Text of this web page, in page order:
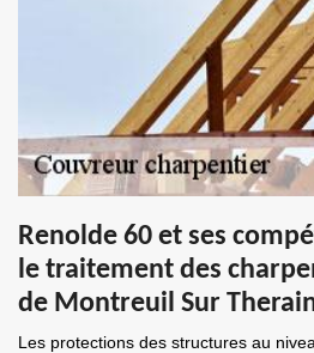
Renolde 60 et ses
le traitement des
de Montreuil Sur
Les protections des structures au